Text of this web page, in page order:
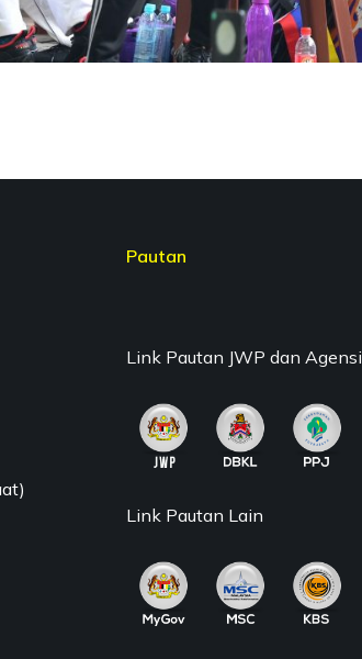
Pautan
Link Pautan JWP dan Agensi
Link Pautan Lain